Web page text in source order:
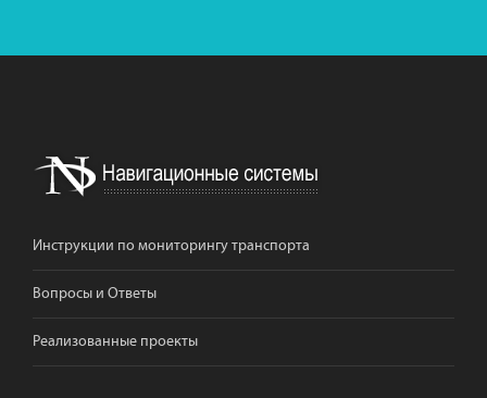
Инструкции по мониторингу транспорта
Вопросы и Ответы
Реализованные проекты